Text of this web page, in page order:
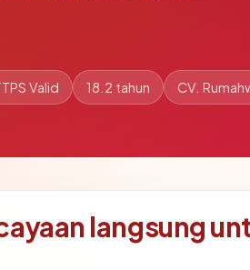
Valid 18.2 tahun CV.
langsung